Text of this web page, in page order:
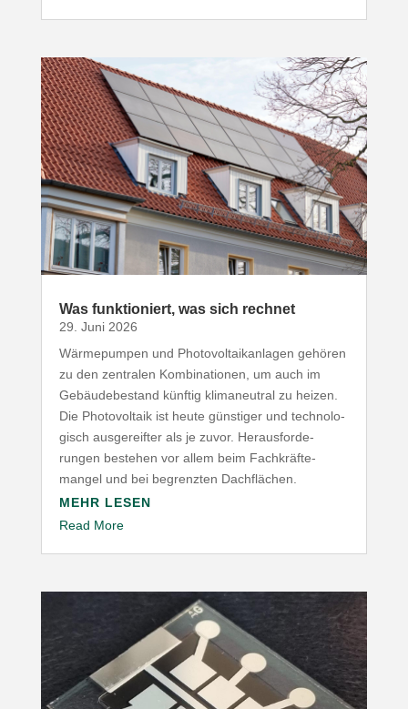
Was funk­tio­niert, was sich rechnet
29. Juni 2026
Wärme­pumpen und Photo­vol­ta­ik­an­lagen gehören
zu den zentralen Kombi­na­tionen, um auch im
Gebäu­de­be­stand künftig klima­neutral zu heizen.
Die Photo­voltaik ist heute günstiger und tech­no­lo­
gisch ausge­reifter als je zuvor. Heraus­for­de­
rungen bestehen vor allem beim Fach­kräf­te­
mangel und bei begrenzten Dachflächen.
MEHR LESEN
Read More